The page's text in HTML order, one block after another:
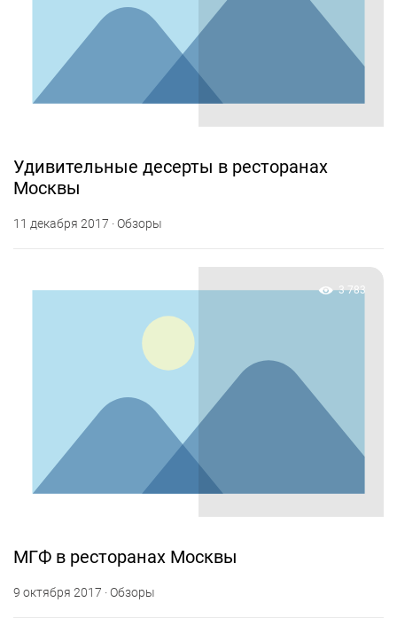
Удивительные десерты в ресторанах
Москвы
11 декабря 2017 · Обзоры
3 783
МГФ в ресторанах Москвы
9 октября 2017 · Обзоры